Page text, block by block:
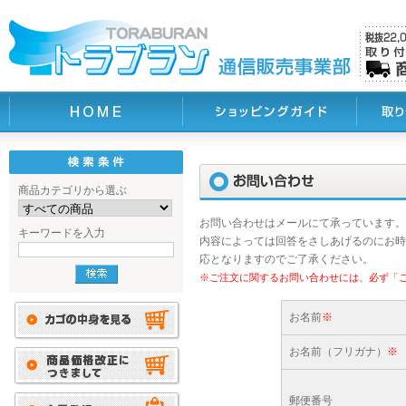
商品カテゴリから選ぶ
キーワードを入力
お問い合わせはメールにて承っています。
内容によっては回答をさしあげるのにお
応となりますのでご了承ください。
※ご注文に関するお問い合わせには、必ず「
お名前※
お名前（フリガナ） ※
郵便番号